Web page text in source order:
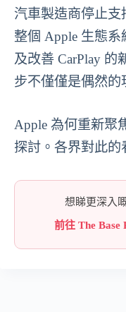
汽車製造商停止支
整個 Apple 生態
及改善 CarPlay 的
步不僅僅是偶然的
Apple 為何重新聚
探討。各界對此的
想睇更深入
前往 The